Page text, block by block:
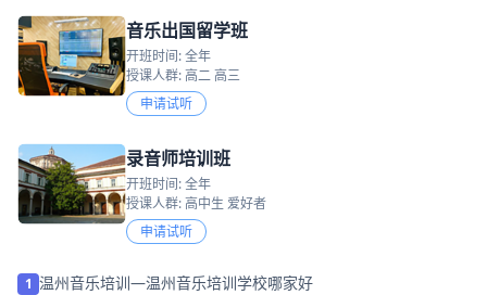
音乐出国留学班
开班时间: 全年
授课人群: 高二 高三
申请试听
录音师培训班
开班时间: 全年
授课人群: 高中生 爱好者
申请试听
1 温州音乐培训—温州音乐培训学校哪家好